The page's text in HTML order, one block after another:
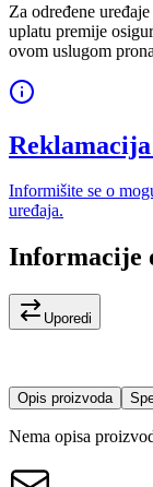
Za određene
uplatu premije
ovom uslugom
Informišite se o
uređaja.
Informacije
Uporedi
Opis proizvoda
Nema opisa